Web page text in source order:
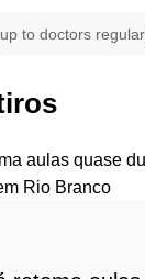
to doctors